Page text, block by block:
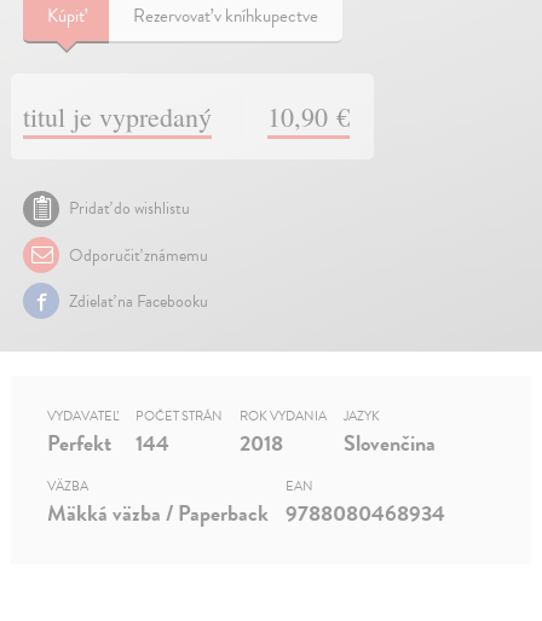
Kúpiť Rezervovať v kníhkupectve
titul je vypredaný 10,90 €
Pridať do wishlistu
Odporučiť známemu
Zdielať na Facebooku
VYDAVATEĽ
Perfekt
POČET STRÁN
144
ROK VYDANIA
2018
JAZYK
Slovenčina
VÄZBA
Mäkká väzba / Paperback
EAN
9788080468934